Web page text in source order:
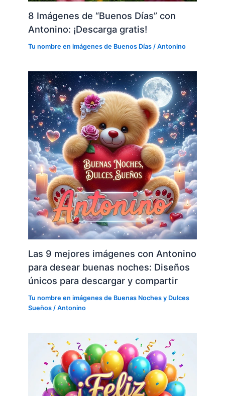
8 Imágenes de “Buenos Días” con
Antonino: ¡Descarga gratis!
Tu nombre en imágenes de Buenos Días /Antonino
Las 9 mejores imágenes con Antonino
para desear buenas noches: Diseños
únicos para descargar y compartir
Tu nombre en imágenes de Buenas Noches y Dulces
Sueños /Antonino